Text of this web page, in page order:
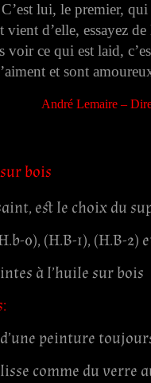
lui, le premier,
d’elle, essayez de
ce qui est laid,
et sont
André Lemaire –
bois
est le choix du
0), (H.B-1), (H.B-2)
à l’huile sur bois
peinture
comme du verre